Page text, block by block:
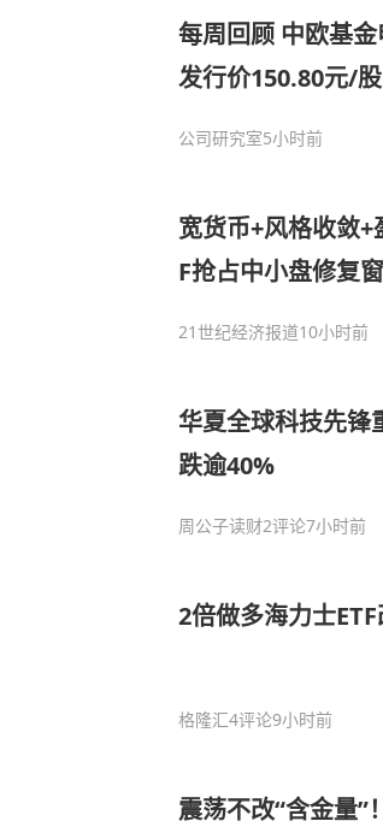
每周回顾 中欧基
发行价150.80元/股
公司研究室5小时前
宽货币+风格收敛
F抢占中小盘修复
21世纪经济报道10小时前
华夏全球科技先锋
跌逾40%
周公子读财2评论7小时前
2倍做多海力士
格隆汇4评论9小时前
震荡不改“含金量”